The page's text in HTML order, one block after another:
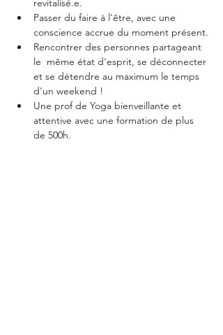
revitalisé.e.
Passer du faire à l'être, avec une
conscience accrue du moment présent.
Rencontrer des personnes partageant
le  même état d'esprit, se déconnecter
et se détendre au maximum le temps
d'un weekend !
Une prof de Yoga bienveillante et
attentive avec une formation de plus
de 500h.